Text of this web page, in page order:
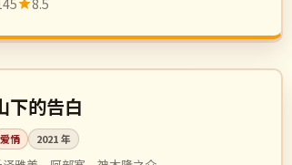
8.5
114 分钟
下的告白
爱情 2021年